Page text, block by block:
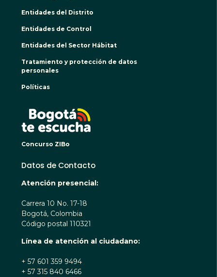
Entidades del Distrito
Entidades de Control
Entidades del Sector Hábitat
Tratamiento y protección de datos
personales
Políticas
Concurso ZIBo
Datos de Contacto
Atención presencial:
Carrera 10 No. 17-18
Bogotá, Colombia
Código postal 110321
Línea de atención al ciudadano:
+ 57 601 359 9494
+ 57 315 840 6466